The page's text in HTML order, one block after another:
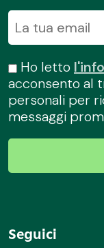
Ho letto
acconsento al
personali per
messaggi
Seguici